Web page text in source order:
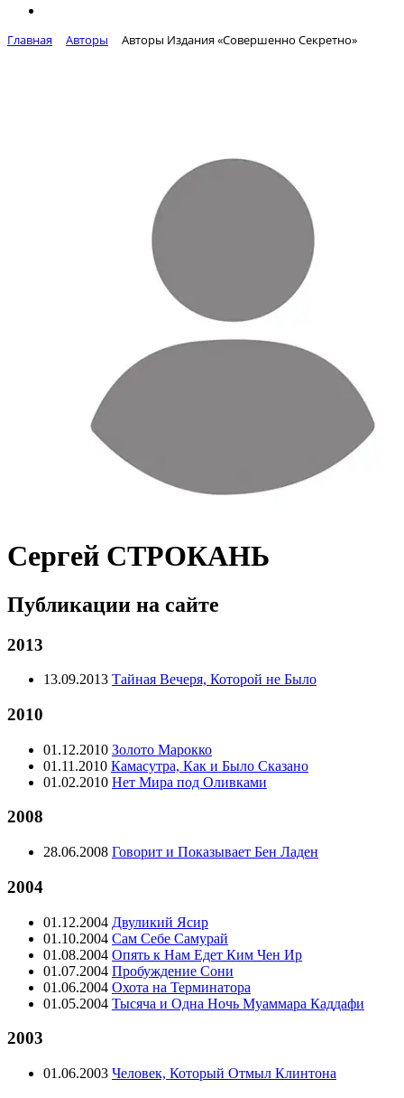
Главная Авторы Авторы Издания «Совершенно Секретно»
Сергей СТРОКАНЬ
Публикации на сайте
2013
13.09.2013 Тайная Вечеря, Которой не Было
2010
01.12.2010 Золото Марокко
01.11.2010 Камасутра, Как и Было Сказано
01.02.2010 Нет Мира под Оливками
2008
28.06.2008 Говорит и Показывает Бен Ладен
2004
01.12.2004 Двуликий Ясир
01.10.2004 Сам Себе Самурай
01.08.2004 Опять к Нам Едет Ким Чен Ир
01.07.2004 Пробуждение Сони
01.06.2004 Охота на Терминатора
01.05.2004 Тысяча и Одна Ночь Муаммара Каддафи
2003
01.06.2003 Человек, Который Отмыл Клинтона